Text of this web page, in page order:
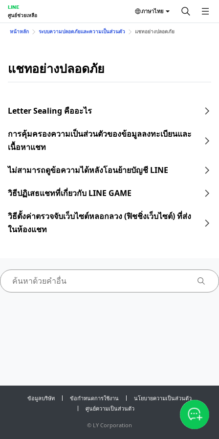
LINE
ศูนย์ช่วยเหลือ
ภาษาไทย
หน้าหลัก ระบบความปลอดภัยและความเป็นส่วนตัว แชทอย่างปลอดภัย
แชทอย่างปลอดภัย
Letter Sealing คืออะไร
การคุ้มครองความเป็นส่วนตัวของข้อมูลลงทะเบียนและ
เนื้อหาแชท
ไม่สามารถดูข้อความได้หลังโอนย้ายบัญชี LINE
วิธีปฏิเสธแชทที่เกี่ยวกับ LINE GAME
วิธีตั้งค่าตรวจจับเว็บไซต์หลอกลวง (ฟิชชิ่งเว็บไซต์) ที่ส่ง
ในห้องแชท
ข้อมูลบริษัท ข้อกำหนดการใช้งาน
นโยบายความเป็นส่วนตัว
ศูนย์ความเป็นส่วนตัว
© LY Corporation